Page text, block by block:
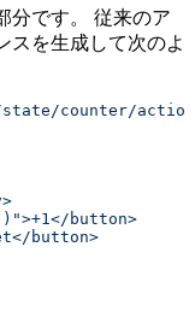
分です。 従来のア
スを生成して次のよ
counter/
button>
button>